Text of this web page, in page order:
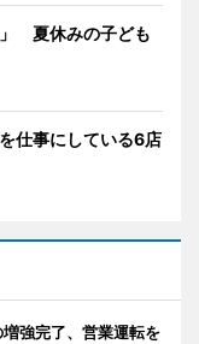
夏休みの子ども
仕事にしている6店
強完了、営業運転を